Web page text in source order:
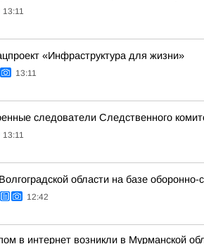
13:11
«Инфраструктура для жизни»
13:11
следователи Следственного
13:11
области на базе
12:42
в интернет возникли в Мурманской